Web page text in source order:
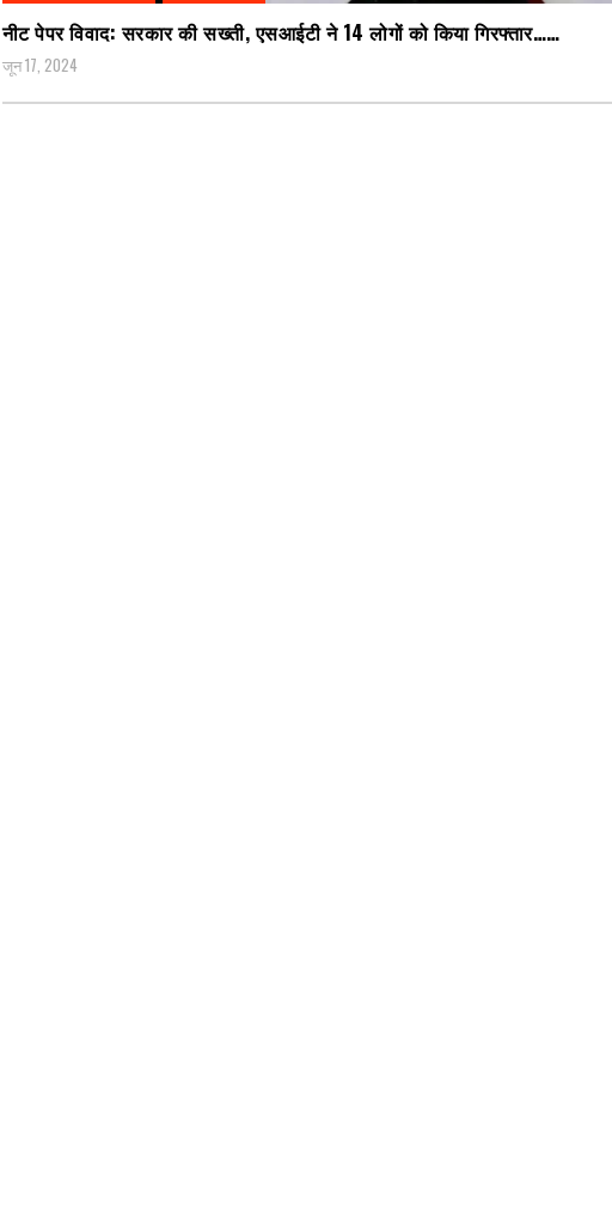
नीट पेपर विवाद: सरकार की सख्ती, एसआईटी ने 14 लोगों को किया गिरफ्तार……
जून 17, 2024